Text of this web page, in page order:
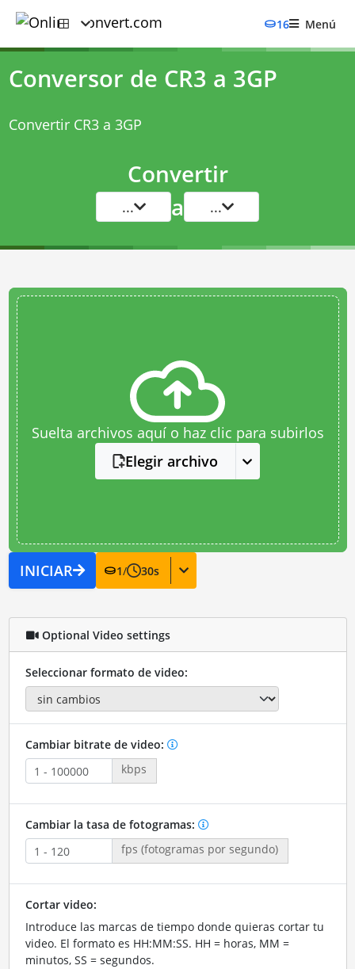
16 Menú
Conversor de CR3 a 3GP
Convertir CR3 a 3GP
Convertir
... a ...
Suelta archivos aquí o haz clic para subirlos
Elegir archivo
INICIAR 1/ 30s
Optional Video settings
Seleccionar formato de video:
Cambiar bitrate de video:
kbps
Cambiar la tasa de fotogramas:
fps (fotogramas por segundo)
Cortar video:
Introduce las marcas de tiempo donde quieras cortar tu
video. El formato es HH:MM:SS. HH = horas, MM =
minutos, SS = segundos.